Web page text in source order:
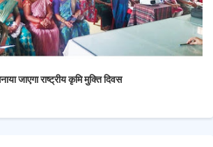
जाएगा राष्ट्रीय कृमि मुक्ति दिवस